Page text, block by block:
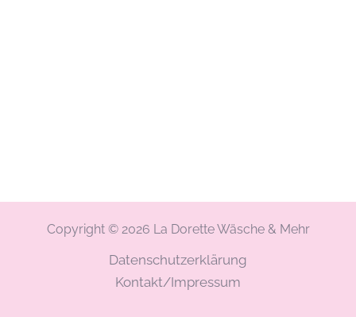
Copyright © 2026 La Dorette Wäsche & Mehr
Datenschutzerklärung
Kontakt/Impressum